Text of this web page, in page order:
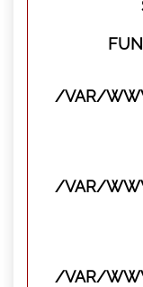
/VAR/
/VAR/
/VAR/